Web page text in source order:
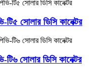
টি৫ সোলার ডিসি কানেক্টর
টি৬ সোলার ডিসি কানেক্টর